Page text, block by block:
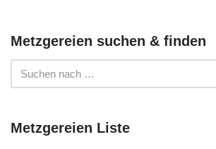
Metzgereien suchen & finden
Metzgereien Liste